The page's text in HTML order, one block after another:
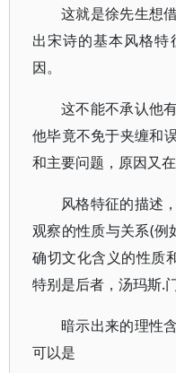
这就是徐先生想
出宋诗的基本风格
因。
这不能不承认他
他毕竟不免于夹缠和
和主要问题，原因又
风格特征的描述
观察的性质与关系(例
确切文化含义的性质
特别是后者，汤玛斯.
暗示出来的理性
可以是